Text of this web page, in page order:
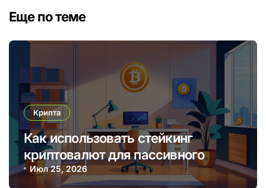
Еще по теме
Крипта
Как использовать стейкинг
криптовалют для пассивного
дохода в 2025 году
Июл 25, 2026